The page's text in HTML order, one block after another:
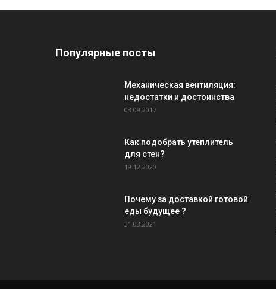
Популярные посты
Механическая вентиляция:
недостатки и достоинства
03.09.2017
Как подобрать утеплитель
для стен?
19.12.2020
Почему за доставкой готовой
еды будущее ?
31.03.2021